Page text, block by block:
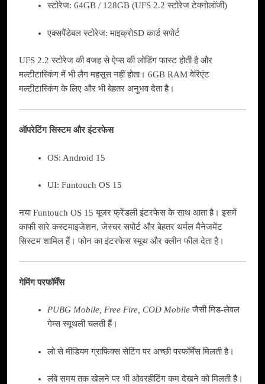
स्टोरेज: 64GB / 128GB (UFS 2.2 स्टोरेज टेक्नोलॉजी)
एक्सपैंडेबल स्टोरेज: माइक्रोSD कार्ड सपोर्ट
UFS 2.2 स्टोरेज की वजह से ऐप्स की लोडिंग फास्ट होती है और
मल्टीटास्किंग में भी लैग महसूस नहीं होता। 6GB RAM वेरिएंट
मल्टीटास्किंग के लिए और भी बेहतर अनुभव देता है।
ऑपरेटिंग सिस्टम और इंटरफेस
OS: Android 15
UI: Funtouch OS 15
नया Funtouch OS 15 यूजर फ्रेंडली इंटरफेस के साथ आता है। इसमें
काफी सारे कस्टमाइजेशन, जेस्चर सपोर्ट और बेहतर थर्मल मैनेजमेंट
सिस्टम शामिल हैं। फोन का इंटरफेस स्मूथ और क्लीन फील देता है।
गेमिंग परफॉर्मेंस
PUBG Mobile, Free Fire, COD Mobileजैसी मिड-लेवल
गेम्स स्मूथली चलती हैं।
लो से मीडियम ग्राफिक्स सेटिंग पर अच्छी परफॉर्मेंस मिलती है।
लंबे समय तक खेलने पर भी ओवरहीटिंग कम देखने को मिलती है।